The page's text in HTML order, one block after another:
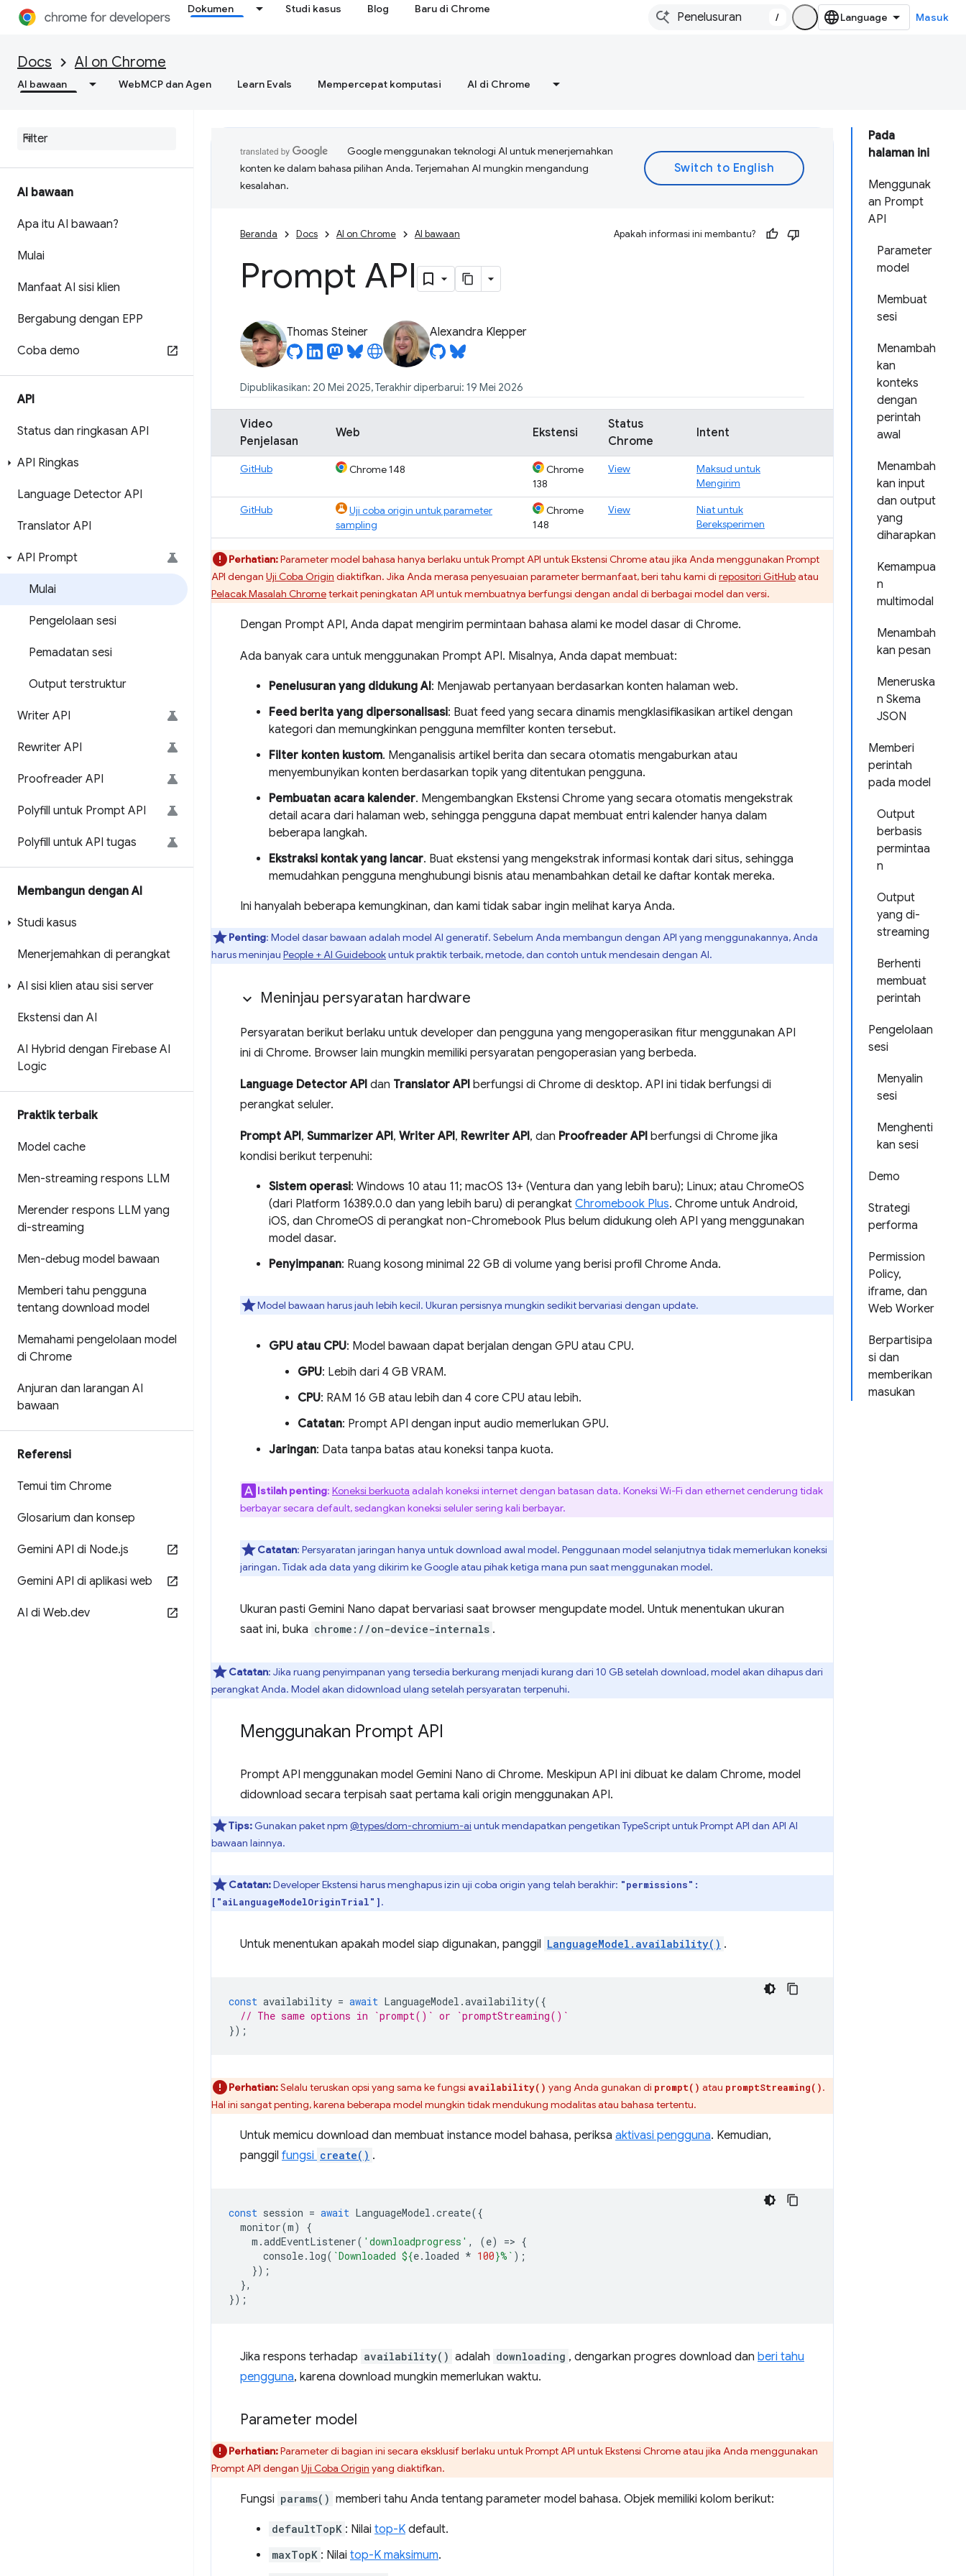
Dokumen Studi kasus Blog Baru di Chrome
/ Masuk
Docs AI on Chrome
AI bawaan WebMCP dan Agen Learn Evals Mempercepat komputasi AI di Chrome
AI bawaan
Apa itu AI bawaan?
Mulai
Manfaat AI sisi klien
Bergabung dengan EPP
Coba demo
API
Status dan ringkasan API
API Ringkas
Language Detector API
Translator API
API Prompt
Mulai
Pengelolaan sesi
Pemadatan sesi
Output terstruktur
Writer API
Rewriter API
Proofreader API
Polyfill untuk Prompt API
Polyfill untuk API tugas
Membangun dengan AI
Studi kasus
Menerjemahkan di perangkat
AI sisi klien atau sisi server
Ekstensi dan AI
AI Hybrid dengan Firebase AI
Logic
Praktik terbaik
Model cache
Men-streaming respons LLM
Merender respons LLM yang
di-streaming
Men-debug model bawaan
Memberi tahu pengguna
tentang download model
Memahami pengelolaan model
di Chrome
Anjuran dan larangan AI
bawaan
Referensi
Temui tim Chrome
Glosarium dan konsep
Gemini API di Node.js
Gemini API di aplikasi web
AI di Web.dev
Pada
halaman ini
Menggunak
an Prompt
API
Parameter
model
Membuat
sesi
Menambah
kan
konteks
dengan
perintah
awal
Menambah
kan input
dan output
yang
diharapkan
Kemampua
n
multimodal
Menambah
kan pesan
Meneruska
n Skema
JSON
Memberi
perintah
pada model
Output
berbasis
permintaa
n
Output
yang di-
streaming
Berhenti
membuat
perintah
Pengelolaan
sesi
Menyalin
sesi
Menghenti
kan sesi
Demo
Strategi
performa
Permission
Policy,
iframe, dan
Web Worker
Berpartisipa
si dan
memberikan
masukan
Google menggunakan teknologi AI untuk menerjemahkan
konten ke dalam bahasa pilihan Anda. Terjemahan AI mungkin mengandung
kesalahan.
Beranda Docs AI on Chrome AI bawaan Apakah informasi ini membantu?
Prompt API
Thomas Steiner Alexandra Klepper
Dipublikasikan: 20 Mei 2025, Terakhir diperbarui: 19 Mei 2026
Video
Penjelasan
Web Ekstensi
Status
Chrome
Intent
GitHub Chrome 148
Chrome
138
View
Maksud untuk
Mengirim
GitHub
Uji coba origin untuk parameter
sampling
Chrome
148
View
Niat untuk
Bereksperimen
Perhatian:Parameter model bahasa hanya berlaku untuk Prompt API untuk Ekstensi Chrome atau jika Anda menggunakan Prompt
API dengan Uji Coba Origin diaktifkan. Jika Anda merasa penyesuaian parameter bermanfaat, beri tahu kami di repositori GitHubatau
Pelacak Masalah Chrometerkait peningkatan API untuk membuatnya berfungsi dengan andal di berbagai model dan versi.
Dengan Prompt API, Anda dapat mengirim permintaan bahasa alami ke model dasar di Chrome.
Ada banyak cara untuk menggunakan Prompt API. Misalnya, Anda dapat membuat:
Penelusuran yang didukung AI: Menjawab pertanyaan berdasarkan konten halaman web.
Feed berita yang dipersonalisasi: Buat feed yang secara dinamis mengklasifikasikan artikel dengan
kategori dan memungkinkan pengguna memfilter konten tersebut.
Filter konten kustom. Menganalisis artikel berita dan secara otomatis mengaburkan atau
menyembunyikan konten berdasarkan topik yang ditentukan pengguna.
Pembuatan acara kalender. Mengembangkan Ekstensi Chrome yang secara otomatis mengekstrak
detail acara dari halaman web, sehingga pengguna dapat membuat entri kalender hanya dalam
beberapa langkah.
Ekstraksi kontak yang lancar. Buat ekstensi yang mengekstrak informasi kontak dari situs, sehingga
memudahkan pengguna menghubungi bisnis atau menambahkan detail ke daftar kontak mereka.
Ini hanyalah beberapa kemungkinan, dan kami tidak sabar ingin melihat karya Anda.
Penting: Model dasar bawaan adalah model AI generatif. Sebelum Anda membangun dengan API yang menggunakannya, Anda
harus meninjau People + AI Guidebookuntuk praktik terbaik, metode, dan contoh untuk mendesain dengan AI.
Meninjau persyaratan hardware
Persyaratan berikut berlaku untuk developer dan pengguna yang mengoperasikan fitur menggunakan API
ini di Chrome. Browser lain mungkin memiliki persyaratan pengoperasian yang berbeda.
Language Detector API dan Translator API berfungsi di Chrome di desktop. API ini tidak berfungsi di
perangkat seluler.
Prompt API, Summarizer API, Writer API, Rewriter API, dan Proofreader API berfungsi di Chrome jika
kondisi berikut terpenuhi:
Sistem operasi: Windows 10 atau 11; macOS 13+ (Ventura dan yang lebih baru); Linux; atau ChromeOS
(dari Platform 16389.0.0 dan yang lebih baru) di perangkat Chromebook Plus. Chrome untuk Android,
iOS, dan ChromeOS di perangkat non-Chromebook Plus belum didukung oleh API yang menggunakan
model dasar.
Penyimpanan: Ruang kosong minimal 22 GB di volume yang berisi profil Chrome Anda.
Model bawaan harus jauh lebih kecil. Ukuran persisnya mungkin sedikit bervariasi dengan update.
GPU atau CPU: Model bawaan dapat berjalan dengan GPU atau CPU.
GPU: Lebih dari 4 GB VRAM.
CPU: RAM 16 GB atau lebih dan 4 core CPU atau lebih.
Catatan: Prompt API dengan input audio memerlukan GPU.
Jaringan: Data tanpa batas atau koneksi tanpa kuota.
Istilah penting: Koneksi berkuota adalah koneksi internet dengan batasan data. Koneksi Wi-Fi dan ethernet cenderung tidak
berbayar secara default, sedangkan koneksi seluler sering kali berbayar.
Catatan: Persyaratan jaringan hanya untuk download awal model. Penggunaan model selanjutnya tidak memerlukan koneksi
jaringan. Tidak ada data yang dikirim ke Google atau pihak ketiga mana pun saat menggunakan model.
Ukuran pasti Gemini Nano dapat bervariasi saat browser mengupdate model. Untuk menentukan ukuran
saat ini, buka chrome://on-device-internals .
Catatan: Jika ruang penyimpanan yang tersedia berkurang menjadi kurang dari 10 GB setelah download, model akan dihapus dari
perangkat Anda. Model akan didownload ulang setelah persyaratan terpenuhi.
Menggunakan Prompt API
Prompt API menggunakan model Gemini Nano di Chrome. Meskipun API ini dibuat ke dalam Chrome, model
didownload secara terpisah saat pertama kali origin menggunakan API.
Tips: Gunakan paket npm @types/dom-chromium-ai untuk mendapatkan pengetikan TypeScript untuk Prompt API dan API AI
bawaan lainnya.
Catatan:Developer Ekstensi harus menghapus izin uji coba origin yang telah berakhir: "permissions":
["aiLanguageModelOriginTrial"].
Untuk menentukan apakah model siap digunakan, panggil LanguageModel.availability() .
const availability = await LanguageModel .availability({
// The same options in `prompt()` or `promptStreaming()`
});
Perhatian:Selalu teruskan opsi yang sama ke fungsi availability() yang Anda gunakan di prompt() atau promptStreaming().
Hal ini sangat penting, karena beberapa model mungkin tidak mendukung modalitas atau bahasa tertentu.
Untuk memicu download dan membuat instance model bahasa, periksa aktivasi pengguna. Kemudian,
panggil fungsi create() .
const session = await LanguageModel .create({
monitor(m)
{
m .addEventListener( 'downloadprogress' , (e) => {
console. log( `Downloaded ${e. loaded * 100}%` );
});
},
});
Jika respons terhadap availability() adalah downloading , dengarkan progres download dan beri tahu
pengguna, karena download mungkin memerlukan waktu.
Parameter model
Perhatian:Parameter di bagian ini secara eksklusif berlaku untuk Prompt API untuk Ekstensi Chrome atau jika Anda menggunakan
Prompt API dengan Uji Coba Origin yang diaktifkan.
Fungsi params() memberi tahu Anda tentang parameter model bahasa. Objek memiliki kolom berikut:
defaultTopK : Nilai top-K default.
maxTopK : Nilai top-K maksimum.